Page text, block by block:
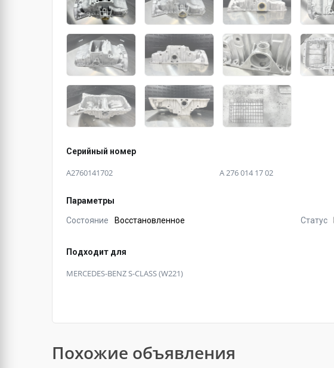
Серийный номер
A2760141702 A 276 014 17 02
Параметры
Состояние Восстановленное Статус
Подходит для
MERCEDES-BENZ S-CLASS (W221)
Похожие объявления